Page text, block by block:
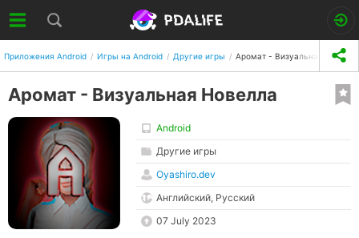
Приложения Android Игры на Android Другие игры Аромат - Визуальная Новелла
Аромат - Визуальная Новелла
Android
Другие игры
Oyashiro.dev
Английский, Русский
07 July 2023